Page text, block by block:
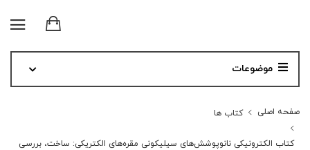
موضوعات
صفحه اصلی کتاب ها
کتاب الکترونیکی نانوپوشش‌های سیلیکونی مقره‌های الکتریکی: ساخت، بررسی